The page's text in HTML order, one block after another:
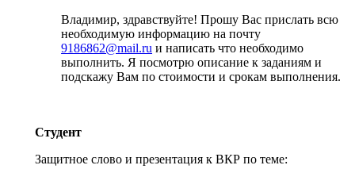
Владимир, здравствуйте! Прошу Вас прислать всю
необходимую информацию на почту
9186862@mail.ru и написать что необходимо
выполнить. Я посмотрю описание к заданиям и
подскажу Вам по стоимости и срокам выполнения.
Студент
Защитное слово и презентация к ВКР по теме: